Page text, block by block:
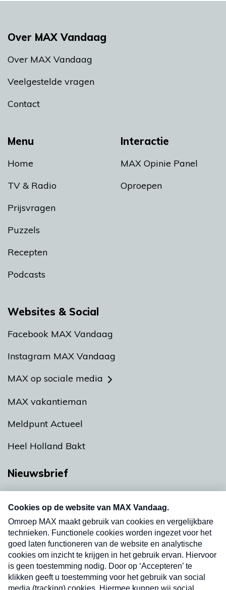
Menu
Home
TV & Radio
Prijsvragen
Puzzels
Recepten
Podcasts
Interactie
MAX Opinie Panel
Oproepen
Over MAX Vandaag
Over MAX Vandaag
Veelgestelde vragen
Contact
Websites & Social
Facebook MAX Vandaag
Instagram MAX Vandaag
MAX op sociale media
MAX vakantieman
Meldpunt Actueel
Heel Holland Bakt
Nieuwsbrief
nieuwsbrief. Elke vrijdag- en dinsdagochtend in
uw mailbox.
Verzend